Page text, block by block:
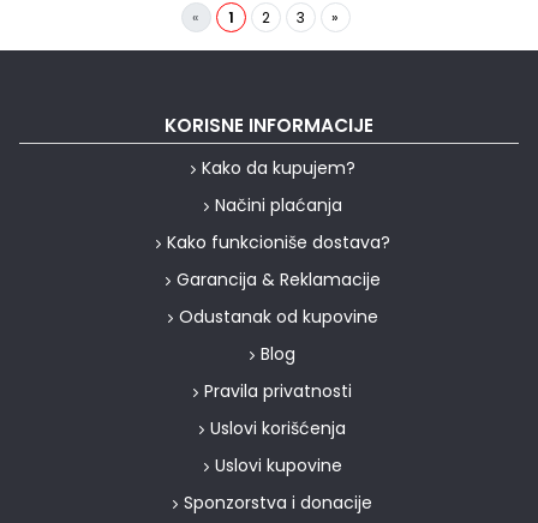
« 1 2 3 »
KORISNE INFORMACIJE
Kako da kupujem?
Načini plaćanja
Kako funkcioniše dostava?
Garancija & Reklamacije
Odustanak od kupovine
Blog
Pravila privatnosti
Uslovi korišćenja
Uslovi kupovine
Sponzorstva i donacije